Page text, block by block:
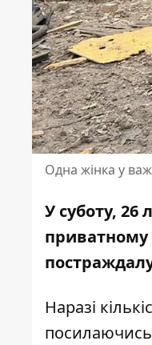
Одна жінка у
У суботу, 26
приватному
Наразі